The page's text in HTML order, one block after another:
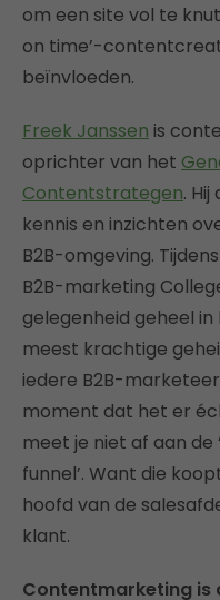
om een site vol te
on time’-
beïnvloeden.
Freek Janssen is
oprichter van het
Contentstrategen.
kennis en inzichten
B2B-omgeving.
B2B-marketing
gelegenheid geheel
meest krachtige
iedere B2B-
moment dat het er
meet je niet af aan de
funnel’. Want die
hoofd van de
klant.
Contentmarketing is